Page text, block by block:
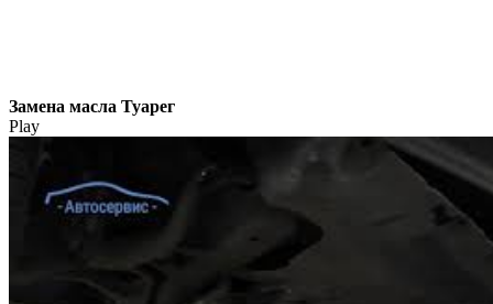
Замена масла Туарег
Play